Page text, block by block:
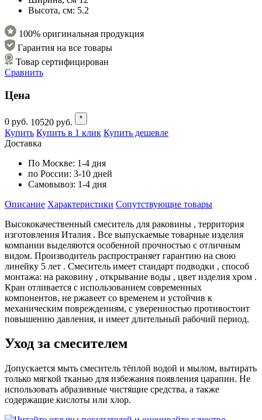
Высота, см: 5.2
100% оригинальная продукция
Гарантия на все товары
Товар сертифицирован
Сравнить
Цена
0 руб. 10520 руб. *
Купить Купить в 1 клик Купить дешевле
Доставка
По Москве: 1-4 дня
по России: 3-10 дней
Самовывоз: 1-4 дня
Описание Характеристики Cопутствующие товары
Высококачественный смеситель для раковины , территория
изготовления Италия . Все выпускаемые товарные изделия
компании выделяются особенной прочностью с отличным
видом. Производитель распространяет гарантию на свою
линейку 5 лет . Смеситель имеет стандарт подводки , способ
монтажа: на раковину , открывание воды , цвет изделия хром .
Кран отливается с использованием современных
компонентов, не ржавеет со временем и устойчив к
механическим повреждениям, с уверенностью противостоит
повышению давления, и имеет длительный рабочий период.
Уход за смесителем
Допускается мыть смеситель тёплой водой и мылом, вытирать
только мягкой тканью для избежания появления царапин. Не
использовать абразивные чистящие средства, а также
содержащие кислоты или хлор.